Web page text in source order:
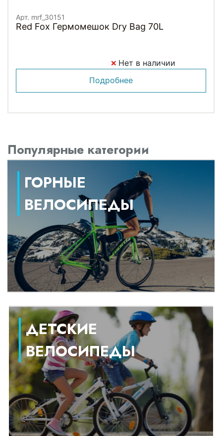
Арт. mrf_30151
Red Fox Гермомешок Dry Bag 70L
Нет в наличии
Подробнее
Популярные категории
ГОРНЫЕ
ВЕЛОСИПЕДЫ
ДЕТСКИЕ
ВЕЛОСИПЕДЫ